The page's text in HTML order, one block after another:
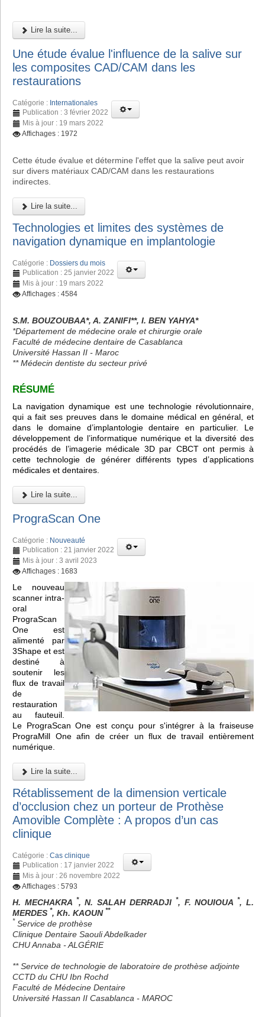
Lire la suite...
Une étude évalue l'influence de la salive sur
les composites CAD/CAM dans les
restaurations
Catégorie : Internationales
Publication : 3 février 2022
Mis à jour : 19 mars 2022
Affichages : 1972
Cette étude évalue et détermine l'effet que la salive peut avoir
sur divers matériaux CAD/CAM dans les restaurations
indirectes.
Lire la suite...
Technologies et limites des systèmes de
navigation dynamique en implantologie
Catégorie : Dossiers du mois
Publication : 25 janvier 2022
Mis à jour : 19 mars 2022
Affichages : 4584
S.M. BOUZOUBAA*, A. ZANIFI**, I. BEN YAHYA*
*Département de médecine orale et chirurgie orale
Faculté de médecine dentaire de Casablanca
Université Hassan II - Maroc
** Médecin dentiste du secteur privé
RÉSUMÉ
La navigation dynamique est une technologie révolutionnaire,
qui a fait ses preuves dans le domaine médical en général, et
dans le domaine d’implantologie dentaire en particulier. Le
développement de l’informatique numérique et la diversité des
procédés de l’imagerie médicale 3D par CBCT ont permis à
cette technologie de générer différents types d’applications
médicales et dentaires.
Lire la suite...
PrograScan One
Catégorie : Nouveauté
Publication : 21 janvier 2022
Mis à jour : 3 avril 2023
Affichages : 1683
Le nouveau
scanner intra-
oral
PrograScan
One est
alimenté par
3Shape et est
destiné à
soutenir les
flux de travail
de
restauration
au fauteuil.
Le PrograScan One est conçu pour s'intégrer à la fraiseuse
PrograMill One afin de créer un flux de travail entièrement
numérique.
Lire la suite...
Rétablissement de la dimension verticale
d’occlusion chez un porteur de Prothèse
Amovible Complète : A propos d’un cas
clinique
Catégorie : Cas clinique
Publication : 17 janvier 2022
Mis à jour : 26 novembre 2022
Affichages : 5793
H. MECHAKRA *, N. SALAH DERRADJI *, F. NOUIOUA *, L.
MERDES *, Kh. KAOUN **
* Service de prothèse
Clinique Dentaire Saouli Abdelkader
CHU Annaba - ALGÉRIE
** Service de technologie de laboratoire de prothèse adjointe
CCTD du CHU Ibn Rochd
Faculté de Médecine Dentaire
Université Hassan II Casablanca - MAROC